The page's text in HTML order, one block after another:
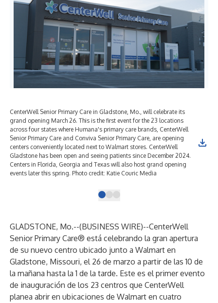
CenterWell Senior Primary Care in Gladstone, Mo., will celebrate its
grand opening March 26. This is the first event for the 23 locations
across four states where Humana's primary care brands, CenterWell
Senior Primary Care and Conviva Senior Primary Care, are opening
centers conveniently located next to Walmart stores. CenterWell
Gladstone has been open and seeing patients since December 2024.
Centers in Florida, Georgia and Texas will also host grand opening
events later this spring. Photo credit: Katie Couric Media
GLADSTONE, Mo.--(BUSINESS WIRE)--CenterWell
Senior Primary Care® está celebrando la gran apertura
de su nuevo centro ubicado junto a Walmart en
Gladstone, Missouri, el 26 de marzo a partir de las 10 de
la mañana hasta la 1 de la tarde. Este es el primer evento
de inauguración de los 23 centros que CenterWell
planea abrir en ubicaciones de Walmart en cuatro